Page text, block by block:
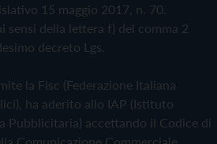
15 maggio 2017, n. 70.
sensi della lettera f) del comma 2
decreto Lgs.
la Fisc (Federazione Italiana
ha aderito allo IAP (Istituto
Pubblicitaria) accettando il Codice di